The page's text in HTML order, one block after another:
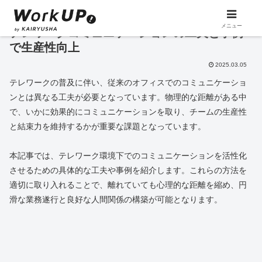
テレワークコミュニケーションの工夫と事例
で生産性向上
2025.03.05
テレワークの普及に伴い、従来のオフィスでのコミュニケーショ
ンとは異なる工夫が必要となっています。物理的な距離がある中
で、いかに効果的にコミュニケーションを取り、チームの生産性
と結束力を維持するかが重要な課題となっています。
本記事では、テレワーク環境下でのコミュニケーションを活性化
させるための具体的な工夫や事例を紹介します。これらの方法を
適切に取り入れることで、離れていても心理的な距離を縮め、円
滑な業務遂行と良好な人間関係の構築が可能となります。
メニュー